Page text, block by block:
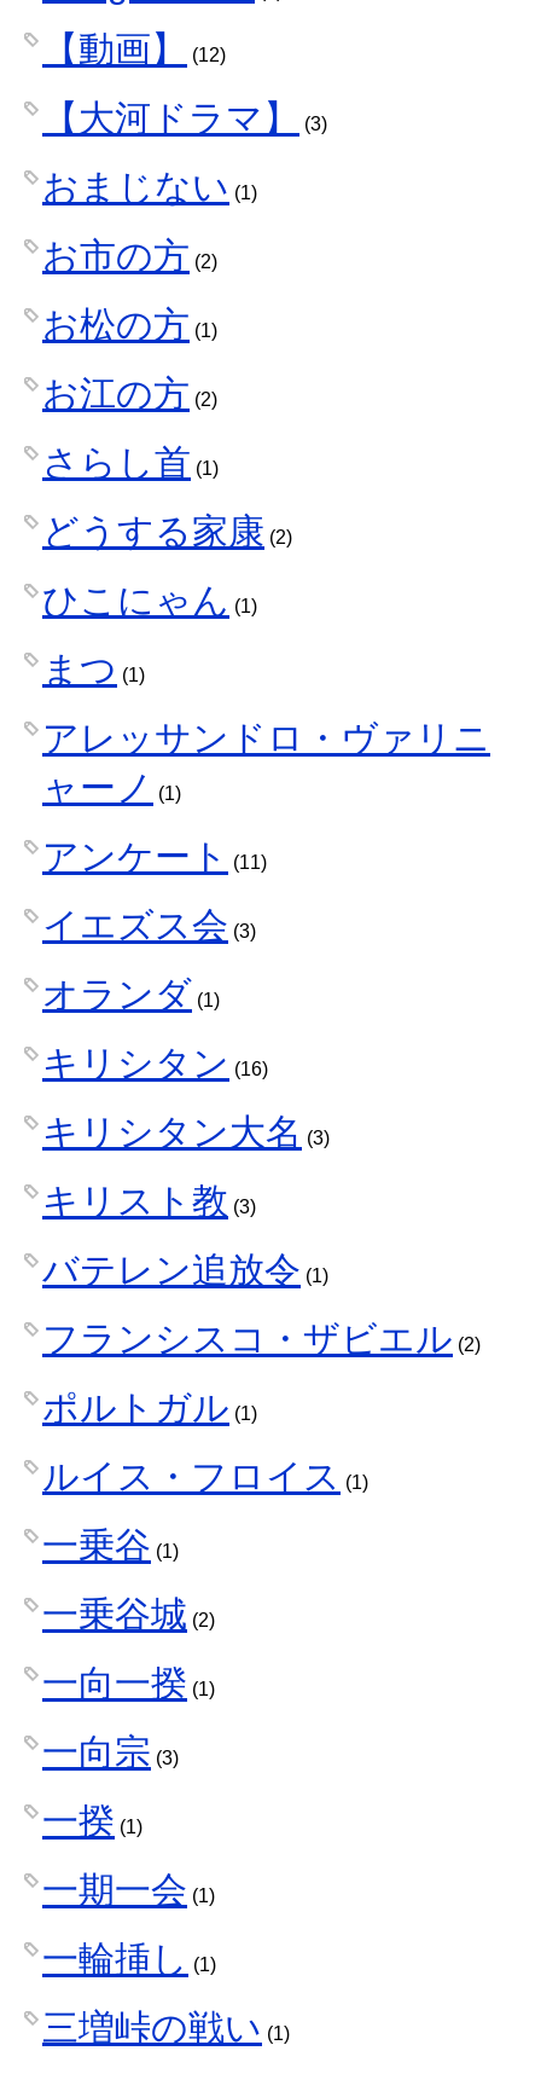
【動画】 (12)
【大河ドラマ】 (3)
おまじない (1)
お市の方 (2)
お松の方 (1)
お江の方 (2)
さらし首 (1)
どうする家康 (2)
ひこにゃん (1)
まつ (1)
アレッサンドロ・ヴァリニ
ャーノ
(1)
アンケート (11)
イエズス会 (3)
オランダ (1)
キリシタン (16)
キリシタン大名 (3)
キリスト教 (3)
バテレン追放令 (1)
フランシスコ・ザビエル (2)
ポルトガル (1)
ルイス・フロイス (1)
一乗谷 (1)
一乗谷城 (2)
一向一揆 (1)
一向宗 (3)
一揆 (1)
一期一会 (1)
一輪挿し (1)
三増峠の戦い (1)